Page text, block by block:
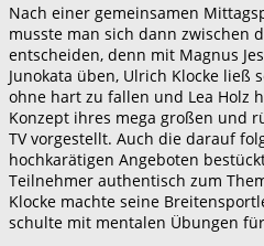
Nach einer gemeinsamen
musste man sich dann zwischen
entscheiden, denn mit Magnus
Junokata üben, Ulrich Klocke ließ
ohne hart zu fallen und Lea Holz
Konzept ihres mega großen und
TV vorgestellt. Auch die darauf
hochkarätigen Angeboten
Teilnehmer authentisch zum
Klocke machte seine
schulte mit mentalen Übungen